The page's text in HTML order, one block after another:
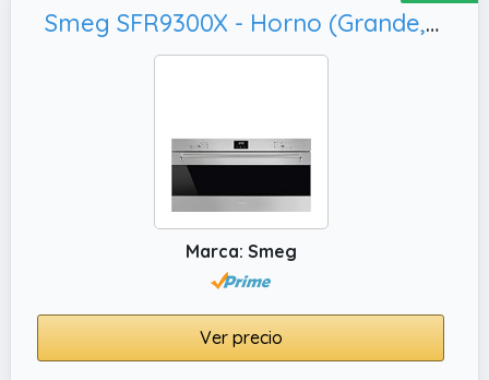
Smeg SFR9300X - Horno (Grande, Vapor)
Marca: Smeg
Ver precio